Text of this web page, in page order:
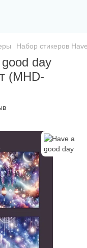
Набор стикеров
day
(MHD-